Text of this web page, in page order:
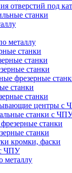
отверстий под
станки
металлу
станки
станки
станки
фрезерные
станки
станки
центры с
станки с
станки
станки
кромки, фаски
ЧПУ
металлу